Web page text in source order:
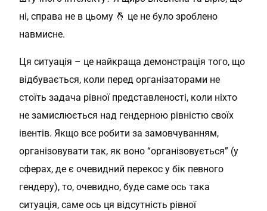
ні, справа не в цьому 🤞 це не було зроблено
навмисне.
Ця ситуація – це найкраща демонстрація того, що
відбувається, коли перед організаторами не
стоїть задача рівної представленості, коли ніхто
не замислюється над гендерною рівністю своїх
івентів. Якщо все робити за замовчуванням,
організовувати так, як воно “організовується” (у
сферах, де є очевидний перекос у бік певного
гендеру), то, очевидно, буде саме ось така
ситуація, саме ось ця відсутність рівної